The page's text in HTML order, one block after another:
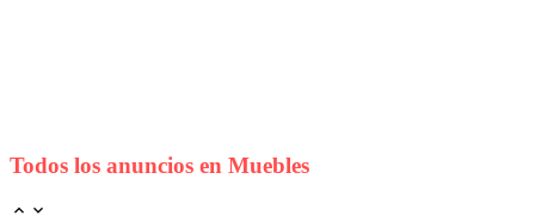
Todos los anuncios en Muebles